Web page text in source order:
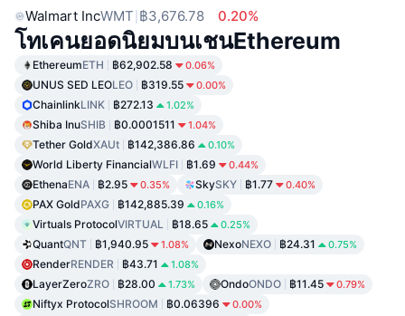
Walmart IncWMT ฿3,676.78 0.20%
โทเคนยอดนิยมบนเชนEthereum
EthereumETH ฿62,902.58 0.06%
UNUS SED LEOLEO ฿319.55 0.00%
ChainlinkLINK ฿272.13 1.02%
Shiba InuSHIB ฿0.0001511 1.04%
Tether GoldXAUt ฿142,386.86 0.10%
World Liberty FinancialWLFI ฿1.69 0.44%
EthenaENA ฿2.95 0.35% SkySKY ฿1.77 0.40%
PAX GoldPAXG ฿142,885.39 0.16%
Virtuals ProtocolVIRTUAL ฿18.65 0.25%
QuantQNT ฿1,940.95 1.08% NexoNEXO ฿24.31 0.75%
RenderRENDER ฿43.71 1.08%
LayerZeroZRO ฿28.00 1.73% OndoONDO ฿11.45 0.79%
Niftyx ProtocolSHROOM ฿0.06396 0.00%